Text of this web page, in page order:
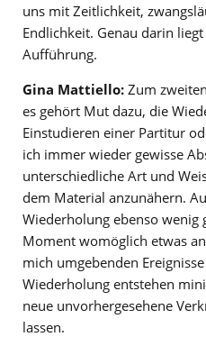
uns mit Zeitlichkeit,
Endlichkeit. Genau darin
Aufführung.
Gina Mattiello: Zum
es gehört Mut dazu, die
Einstudieren einer Partitur
ich immer wieder gewisse
unterschiedliche Art und
dem Material anzunähern.
Wiederholung ebenso wenig
Moment womöglich etwas
mich umgebenden
Wiederholung entstehen
neue unvorhergesehene
lassen.